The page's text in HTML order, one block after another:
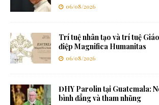
06/08/2026
Trí tuệ nhân tạo và trí tuệ
điệp Magnifica Humanitas
06/08/2026
ĐHY Parolin tại Guatemala:
bình đẳng và tham nhũng